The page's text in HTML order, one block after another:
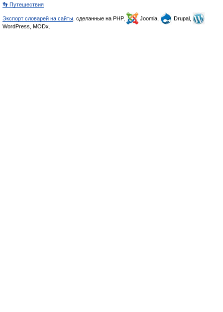
👣 Путешествия
Экспорт словарей на сайты , сделанные на PHP, Joomla,
Drupal,
WordPress, MODx.